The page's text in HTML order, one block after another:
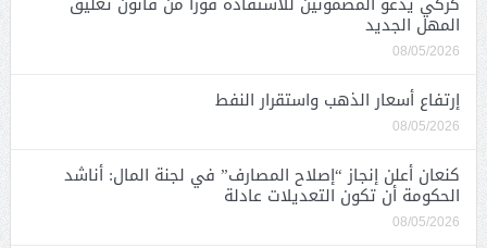
المهل الجديد
08/05/2026
إرتفاع أسعار الذهب واستقرار النفط
08/05/2026
كنعان أعلن إنجاز “إصلاح المصارف” في لجنة المال: أناشد
الحكومة أن تكون التعديلات عادلة
08/05/2026